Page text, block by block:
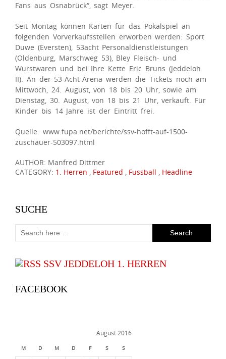
Fans aus Osnabrück“, sagt Meyer.
Seit Montag können Karten für das Pokalspiel an
folgenden Vorverkaufsstellen erworben werden: Sport
Duwe (Eversten), 53acht Personaldienstleistungen
(Oldenburg, Marschweg 53), Bley Fleisch- und
Wurstwaren und bei Ihre Kette Eric Bruns (Jeddeloh
II). An der 53-Acht-Arena werden die Tickets noch am
Mittwoch, 24. August, von 18 bis 20 Uhr, sowie am
Dienstag, 30. August, von 18 bis 21 Uhr, verkauft. Für
Kinder bis 14 Jahre ist der Eintritt frei.
Quelle: www.fupa.net/berichte/ssv-hofft-auf-1500-
zuschauer-503097.html
AUTHOR: Manfred Dittmer
CATEGORY: 1. Herren , Featured , Fussball , Headline
SUCHE
SSV JEDDELOH 1. HERREN
FACEBOOK
August 2016
M D M D F S S